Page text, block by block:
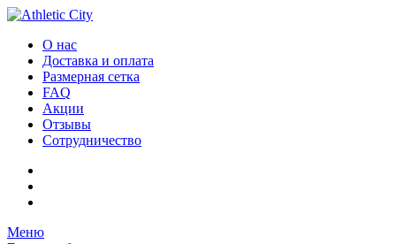
О нас
Доставка и оплата
Размерная сетка
FAQ
Акции
Отзывы
Сотрудничество
Меню